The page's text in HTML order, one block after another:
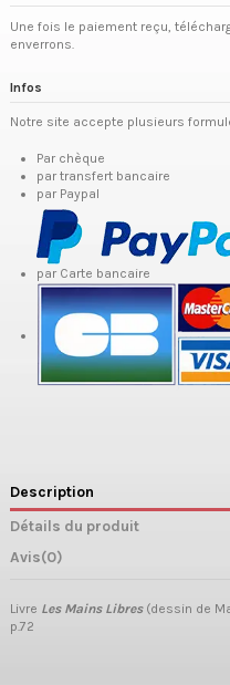
Une fois le paiement reçu,
enverrons.
Infos
Notre site accepte plusieurs
Par chèque
par transfert bancaire
par Paypal
par Carte bancaire
Description
Détails du produit
Avis(0)
Livre Les Mains Libres(dessin de
p.72